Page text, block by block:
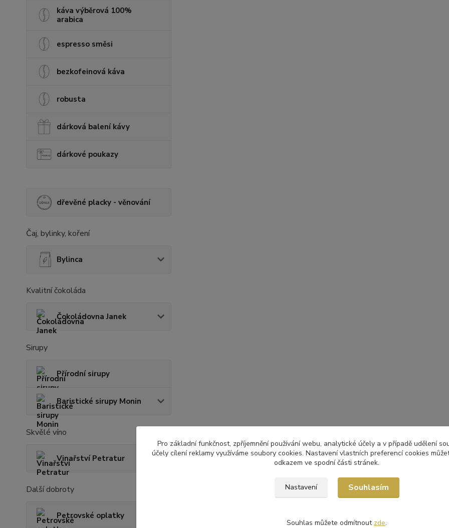
káva výběrová 100%
arabica
espresso směsi
bezkofeinová káva
robusta
dárková balení kávy
dárkové poukazy
dřevěné placky - věnování
Čaj, bylinky, koření
Bylinca
Kvalitní čokoláda
Čokoládovna Janek
Sirupy
Přírodní sirupy
Baristické sirupy Monin
Skvělé víno
Vinařství Petratur
Další dobroty
Petrovské oplatky
Pro základní funkčnost, zpříjemnění používání webu, analytické účely a v případě udělení
účely cílení reklamy využíváme soubory cookies. Nastavení vlastních preferencí cookies
odkazem ve spodní části stránek.
Nastavení Souhlasím
Souhlas můžete odmítnout zde.